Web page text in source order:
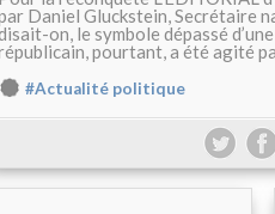
Daniel Gluckstein, Secrétaire
on, le symbole dépassé
pourtant, a été agité
#Actualité politique